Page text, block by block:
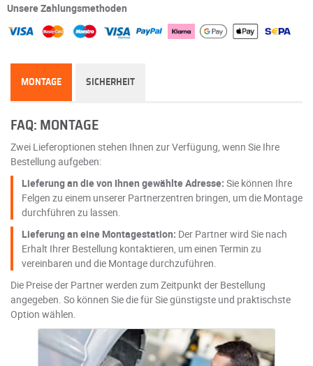
Unsere Zahlungsmethoden
MONTAGE SICHERHEIT
FAQ: MONTAGE
Zwei Lieferoptionen stehen Ihnen zur Verfügung, wenn Sie Ihre
Bestellung aufgeben:
Lieferung an die von Ihnen gewählte Adresse: Sie können Ihre
Felgen zu einem unserer Partnerzentren bringen, um die Montage
durchführen zu lassen.
Lieferung an eine Montagestation: Der Partner wird Sie nach
Erhalt Ihrer Bestellung kontaktieren, um einen Termin zu
vereinbaren und die Montage durchzuführen.
Die Preise der Partner werden zum Zeitpunkt der Bestellung
angegeben. So können Sie die für Sie günstigste und praktischste
Option wählen.